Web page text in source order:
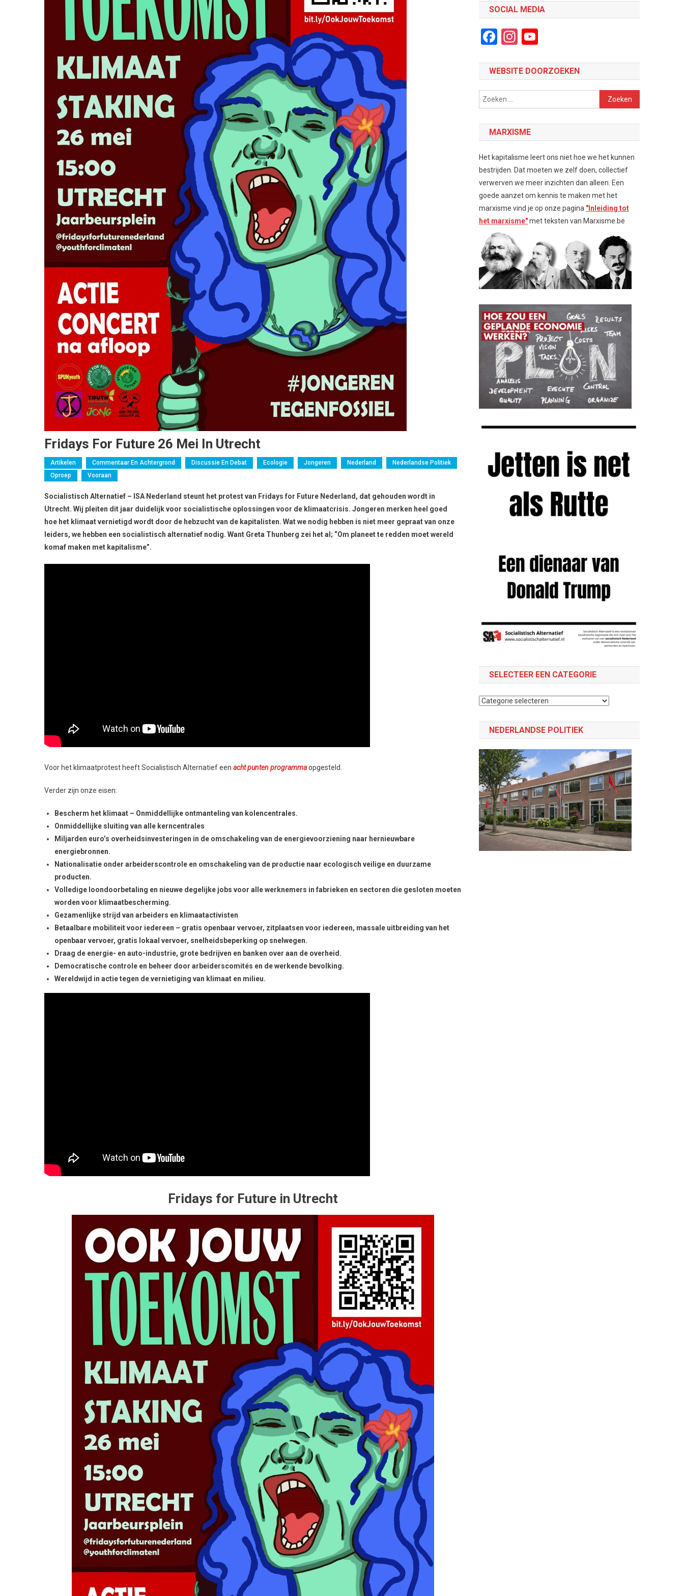
Fridays For Future 26 Mei In Utrecht
Artikelen Commentaar En Achtergrond Discussie En Debat Ecologie Jongeren Nederland
Nederlandse Politiek
Oproep
Vooraan
Socialistisch Alternatief – ISA Nederland steunt het protest van Fridays for Future Nederland, dat gehouden wordt in
Utrecht. Wij pleiten dit jaar duidelijk voor socialistische oplossingen voor de klimaatcrisis. Jongeren merken heel goed
hoe het klimaat vernietigd wordt door de hebzucht van de kapitalisten. Wat we nodig hebben is niet meer gepraat van onze
leiders, we hebben een socialistisch alternatief nodig. Want Greta Thunberg zei het al; “Om planeet te redden moet wereld
komaf maken met kapitalisme”.
Voor het klimaatprotest heeft Socialistisch Alternatief een acht punten programmaopgesteld.
Verder zijn onze eisen:
Bescherm het klimaat – Onmiddellijke ontmanteling van kolencentrales.
Onmiddellijke sluiting van alle kerncentrales
Miljarden euro’s overheidsinvesteringen in de omschakeling van de energievoorziening naar hernieuwbare
energiebronnen.
Nationalisatie onder arbeiderscontrole en omschakeling van de productie naar ecologisch veilige en duurzame
producten.
Volledige loondoorbetaling en nieuwe degelijke jobs voor alle werknemers in fabrieken en sectoren die gesloten moeten
worden voor klimaatbescherming.
Gezamenlijke strijd van arbeiders en klimaatactivisten
Betaalbare mobiliteit voor iedereen – gratis openbaar vervoer, zitplaatsen voor iedereen, massale uitbreiding van het
openbaar vervoer, gratis lokaal vervoer, snelheidsbeperking op snelwegen.
Draag de energie- en auto-industrie, grote bedrijven en banken over aan de overheid.
Democratische controle en beheer door arbeiderscomités en de werkende bevolking.
Wereldwijd in actie tegen de vernietiging van klimaat en milieu.
Fridays for Future in Utrecht
SOCIAL MEDIA
Facebook
Instagram
WEBSITE DOORZOEKEN
Zoeken
naar:
MARXISME
Het kapitalisme leert ons niet hoe we het kunnen
bestrijden. Dat moeten we zelf doen, collectief
verwerven we meer inzichten dan alleen. Een
goede aanzet om kennis te maken met het
marxisme vind je op onze pagina "Inleiding tot
het marxisme"met teksten van Marxisme.be
SELECTEER EEN CATEGORIE
Selecteer
categorie
NEDERLANDSE POLITIEK